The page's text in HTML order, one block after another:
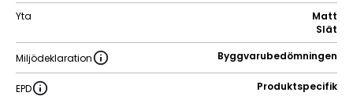
Yta
Matt
Slät
Miljödeklaration Byggvarubedömningen
EPD Produktspecifik